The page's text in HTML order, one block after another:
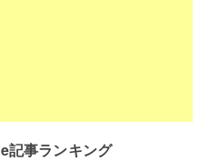
記事ランキング